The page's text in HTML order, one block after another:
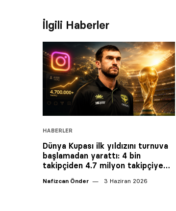
İlgili Haberler
HABERLER
Dünya Kupası ilk yıldızını turnuva
başlamadan yarattı: 4 bin
takipçiden 4.7 milyon takipçiye…
Nafizcan Önder 3 Haziran 2026